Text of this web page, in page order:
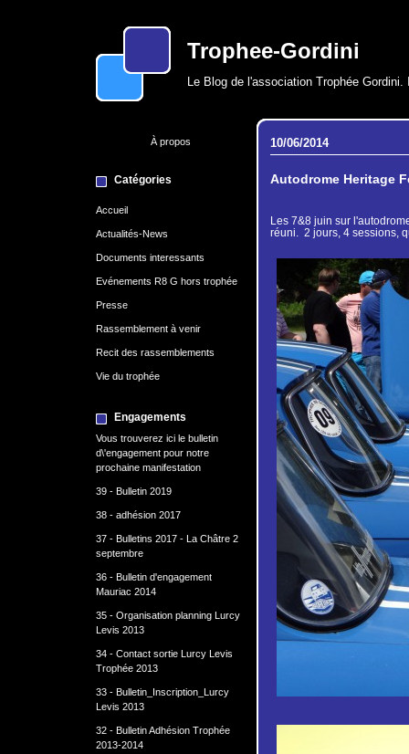
Trophee-Gordini
Le Blog de l'association Trophée
À propos
Catégories
Accueil
Actualités-News
Documents interessants
Evénements R8 G hors trophée
Presse
Rassemblement à venir
Recit des rassemblements
Vie du trophée
Engagements
Vous trouverez ici le bulletin
d\'engagement pour notre
prochaine manifestation
39 - Bulletin 2019
38 - adhésion 2017
37 - Bulletins 2017 - La Châtre 2
septembre
36 - Bulletin d'engagement
Mauriac 2014
35 - Organisation planning Lurcy
Levis 2013
34 - Contact sortie Lurcy Levis
Trophée 2013
33 - Bulletin_Inscription_Lurcy
Levis 2013
32 - Bulletin Adhésion Trophée
2013-2014
10/06/2014
Autodrome Heritage
Les 7&8 juin sur
réuni. 2 jours, 4 sessions,